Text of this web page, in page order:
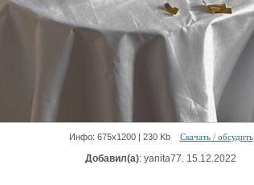
Инфо: 675х1200 | 230 Kb Скачать / обсудить
Добавил(а): yanita77. 15.12.2022